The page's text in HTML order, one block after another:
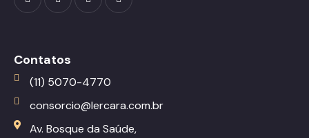
Contatos
(11) 5070-4770
consorcio@lercara.com.br
Av. Bosque da Saúde,